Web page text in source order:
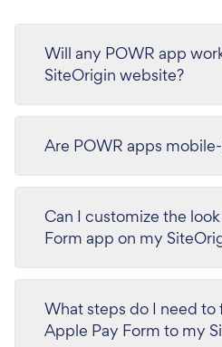
Will any POWR app
SiteOrigin website?
Are POWR apps
Can I customize the
Form app on my
What steps do I need to
Apple Pay Form to my